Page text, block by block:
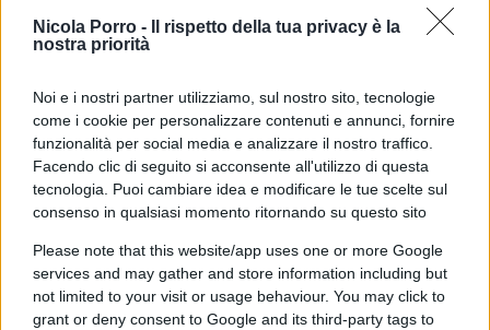
Nicola Porro -
Il rispetto della tua privacy è la
nostra priorità
Noi e i nostri partner utilizziamo, sul nostro sito, tecnologie
come i cookie per personalizzare contenuti e annunci, fornire
funzionalità per social media e analizzare il nostro traffico.
Facendo clic di seguito si acconsente all'utilizzo di questa
tecnologia. Puoi cambiare idea e modificare le tue scelte sul
consenso in qualsiasi momento ritornando su questo sito
Please note that this website/app uses one or more Google
services and may gather and store information including but
not limited to your visit or usage behaviour. You may click to
grant or deny consent to Google and its third-party tags to
amministrazione con la firma di un memorandum
di accordo che ora andrà al vaglio delle
Le nozze, si legge nel comunicato stampa diffuso
da Saipem, saranno strutturate “come una fusione
tra pari con un rapporto di concambio fisso 50-
50”. In particolare gli azionisti di Subsea7
riceveranno 6,688 azioni di Saipem per ogni titolo
Subsea7 in loro possesso oltre a un maxi-